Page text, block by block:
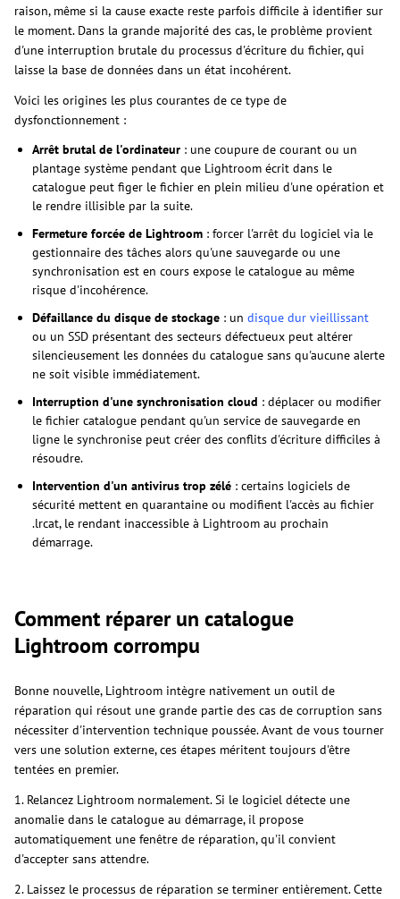
raison, même si la cause exacte reste parfois difficile à identifier sur
le moment. Dans la grande majorité des cas, le problème provient
d'une interruption brutale du processus d'écriture du fichier, qui
laisse la base de données dans un état incohérent.
Voici les origines les plus courantes de ce type de
dysfonctionnement :
Arrêt brutal de l'ordinateur : une coupure de courant ou un
plantage système pendant que Lightroom écrit dans le
catalogue peut figer le fichier en plein milieu d'une opération et
le rendre illisible par la suite.
Fermeture forcée de Lightroom : forcer l'arrêt du logiciel via le
gestionnaire des tâches alors qu'une sauvegarde ou une
synchronisation est en cours expose le catalogue au même
risque d'incohérence.
Défaillance du disque de stockage : un disque dur vieillissant
ou un SSD présentant des secteurs défectueux peut altérer
silencieusement les données du catalogue sans qu'aucune alerte
ne soit visible immédiatement.
Interruption d'une synchronisation cloud : déplacer ou modifier
le fichier catalogue pendant qu'un service de sauvegarde en
ligne le synchronise peut créer des conflits d'écriture difficiles à
résoudre.
Intervention d'un antivirus trop zélé : certains logiciels de
sécurité mettent en quarantaine ou modifient l'accès au fichier
.lrcat, le rendant inaccessible à Lightroom au prochain
démarrage.
Comment réparer un catalogue
Lightroom corrompu
Bonne nouvelle, Lightroom intègre nativement un outil de
réparation qui résout une grande partie des cas de corruption sans
nécessiter d'intervention technique poussée. Avant de vous tourner
vers une solution externe, ces étapes méritent toujours d'être
tentées en premier.
1. Relancez Lightroom normalement. Si le logiciel détecte une
anomalie dans le catalogue au démarrage, il propose
automatiquement une fenêtre de réparation, qu'il convient
d'accepter sans attendre.
2. Laissez le processus de réparation se terminer entièrement. Cette